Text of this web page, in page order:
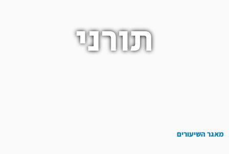
תורני
מאגר השיעורים